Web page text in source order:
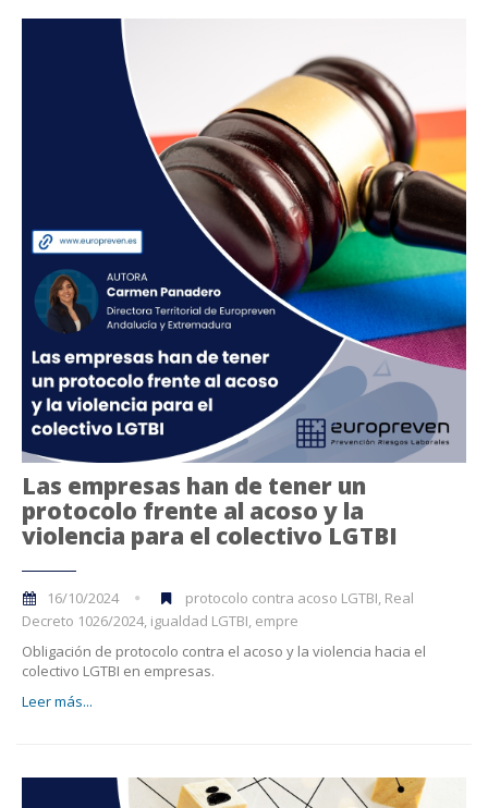
Las empresas han de tener un
protocolo frente al acoso y la
violencia para el colectivo LGTBI
16/10/2024
protocolo contra acoso LGTBI, Real
Decreto 1026/2024, igualdad LGTBI, empre
Obligación de protocolo contra el acoso y la violencia hacia el
colectivo LGTBI en empresas.
Leer más...